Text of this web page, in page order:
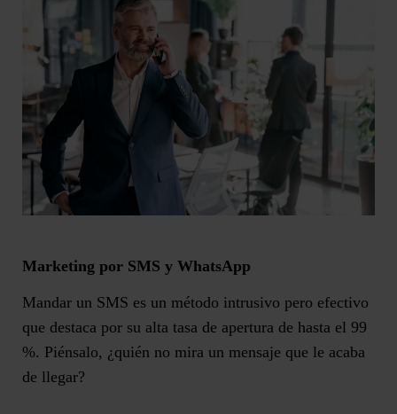
Marketing por SMS y WhatsApp
Mandar un SMS es un método intrusivo pero efectivo
que destaca por su alta tasa de apertura de hasta el 99
%. Piénsalo, ¿quién no mira un mensaje que le acaba
de llegar?